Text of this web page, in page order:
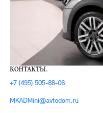
КОНТАКТЫ.
+7 (495) 505-88-06
MKADMini@avtodom.ru